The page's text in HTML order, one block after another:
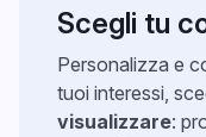
Scegli tu
Personalizza e
tuoi interessi,
visualizzare: